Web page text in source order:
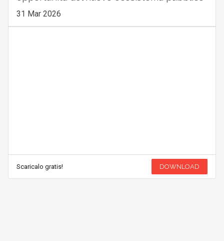
31 Mar 2026
Scaricalo gratis! DOWNLOAD